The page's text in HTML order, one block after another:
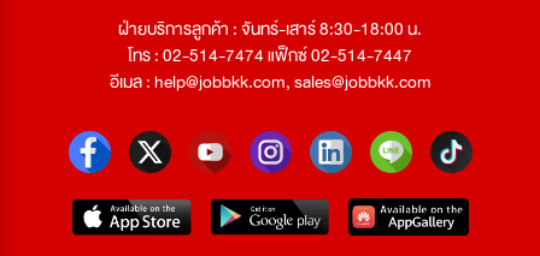
ฝ่ายบริการลูกค้า : จันทร์-เสาร์ 8:30-18:00 น.
โทร : 02-514-7474 แฟ็กซ์ 02-514-7447
อีเมล :help@jobbkk.com,sales@jobbkk.com